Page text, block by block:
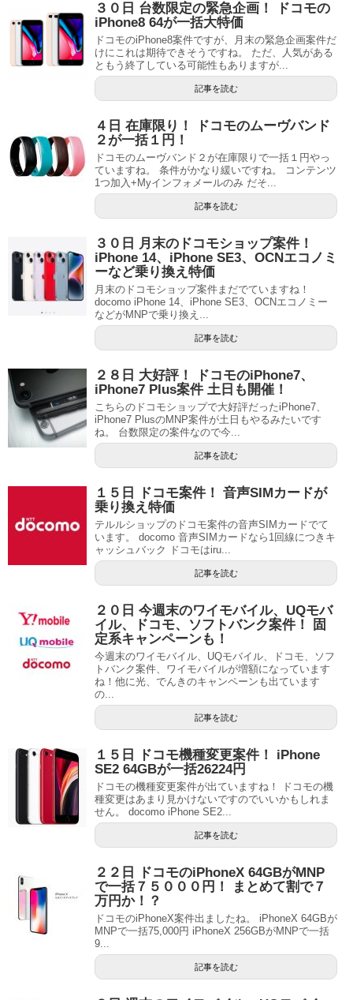
３０日 台数限定の緊急企画！ ドコモの
iPhone8 64が一括大特価
ドコモのiPhone8案件ですが、月末の緊急企画案件だ
けにこれは期待できそうですね。 ただ、人気がある
ともう終了している可能性もありますが...
記事を読む
４日 在庫限り！ ドコモのムーヴバンド
２が一括１円！
ドコモのムーヴバンド２が在庫限りで一括１円やっ
ていますね。 条件がかなり緩いですね。 コンテンツ
1つ加入+Myインフォメールのみ だそ...
記事を読む
３０日 月末のドコモショップ案件！
iPhone 14、iPhone SE3、OCNエコノミ
ーなど乗り換え特価
月末のドコモショップ案件まだでていますね！
docomo iPhone 14、iPhone SE3、OCNエコノミー
などがMNPで乗り換え...
記事を読む
２８日 大好評！ ドコモのiPhone7、
iPhone7 Plus案件 土日も開催！
こちらのドコモショップで大好評だったiPhone7、
iPhone7 PlusのMNP案件が土日もやるみたいです
ね。 台数限定の案件なので今...
記事を読む
１５日 ドコモ案件！ 音声SIMカードが
乗り換え特価
テルルショップのドコモ案件の音声SIMカードでて
います。 docomo 音声SIMカードなら1回線につきキ
ャッシュバック ドコモはiru...
記事を読む
２０日 今週末のワイモバイル、UQモバ
イル、ドコモ、ソフトバンク案件！ 固
定系キャンペーンも！
今週末のワイモバイル、UQモバイル、ドコモ、ソフ
トバンク案件、ワイモバイルが増額になっています
ね！他に光、でんきのキャンペーンも出ています
の...
記事を読む
１５日 ドコモ機種変更案件！ iPhone
SE2 64GBが一括26224円
ドコモの機種変更案件が出ていますね！ ドコモの機
種変更はあまり見かけないですのでいいかもしれま
せん。 docomo iPhone SE2...
記事を読む
２２日 ドコモのiPhoneX 64GBがMNP
で一括７５０００円！ まとめて割で７
万円か！？
ドコモのiPhoneX案件出ましたね。 iPhoneX 64GBが
MNPで一括75,000円 iPhoneX 256GBがMNPで一括
9...
記事を読む